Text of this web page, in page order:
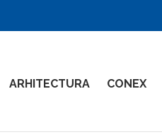
ARHITECTURA CONEX